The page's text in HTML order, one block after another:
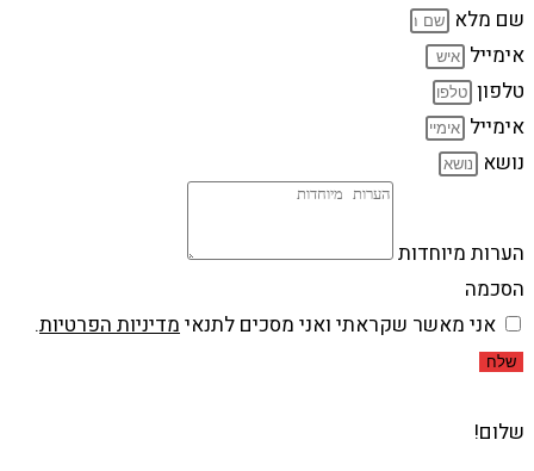
שם מלא
אימייל
טלפון
אימייל
נושא
הערות מיוחדות
הסכמה
אני מאשר שקראתי ואני מסכים לתנאי מדיניות הפרטיות.
שלח
שלום!